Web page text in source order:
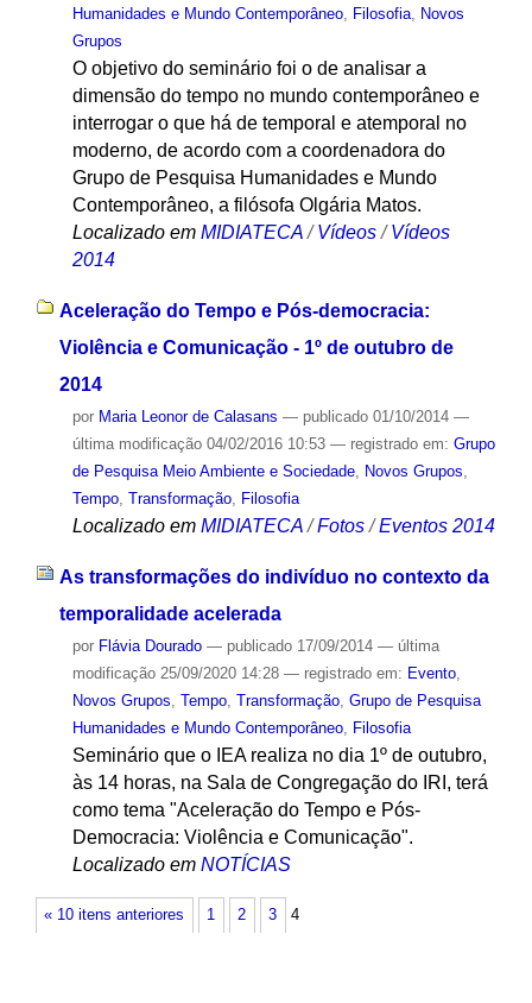
Humanidades e Mundo Contemporâneo, Filosofia, Novos
Grupos
O objetivo do seminário foi o de analisar a
dimensão do tempo no mundo contemporâneo e
interrogar o que há de temporal e atemporal no
moderno, de acordo com a coordenadora do
Grupo de Pesquisa Humanidades e Mundo
Contemporâneo, a filósofa Olgária Matos.
Localizado em MIDIATECA / Vídeos / Vídeos
2014
Aceleração do Tempo e Pós-democracia:
Violência e Comunicação - 1º de outubro de
2014
por Maria Leonor de Calasans — publicado01/10/2014 —
última modificação04/02/2016 10:53 — registrado em: Grupo
de Pesquisa Meio Ambiente e Sociedade, Novos Grupos,
Tempo, Transformação, Filosofia
Localizado em MIDIATECA /Fotos /Eventos 2014
As transformações do indivíduo no contexto da
temporalidade acelerada
por Flávia Dourado — publicado17/09/2014 — última
modificação25/09/2020 14:28 — registrado em: Evento,
Novos Grupos Tempo, Transformação, Grupo de Pesquisa
Humanidades e Mundo Contemporâneo, Filosofia
Seminário que o IEA realiza no dia 1º de outubro,
às 14 horas, na Sala de Congregação do IRI, terá
como tema "Aceleração do Tempo e Pós-
Democracia: Violência e Comunicação".
Localizado em NOTÍCIAS
« 10 itens anteriores 1 2 3 4